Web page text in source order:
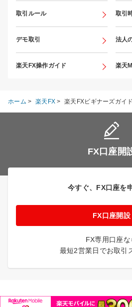
取引ルール 取引
デモ取引 法人
楽天FX操作ガイド 楽天
ホーム > 楽天FX > 楽天FXビギナーズガイド
FX口座開
今すぐ、FX口座を
FX口座開設
FX専用口座な
最短2営業日でお取引